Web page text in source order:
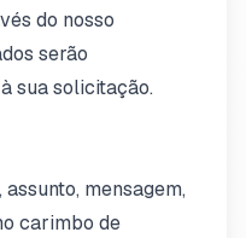
do nosso
serão
sua solicitação.
mensagem,
carimbo de